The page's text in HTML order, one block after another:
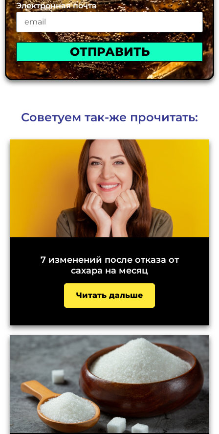
Электронная почта
ОТПРАВИТЬ
Советуем так-же прочитать:
7 изменений после отказа от
сахара на месяц
Читать дальше